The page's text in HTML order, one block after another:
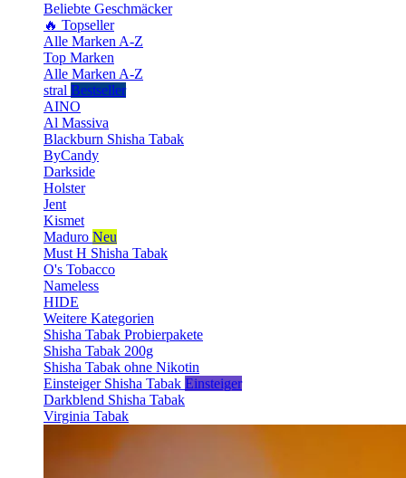
Beliebte Geschmäcker
🔥 Topseller
Alle Marken A-Z
Top Marken
Alle Marken A-Z
stral Bestseller
AINO
Al Massiva
Blackburn Shisha Tabak
ByCandy
Darkside
Holster
Jent
Kismet
Maduro Neu
Must H Shisha Tabak
O's Tobacco
Nameless
HIDE
Weitere Kategorien
Shisha Tabak Probierpakete
Shisha Tabak 200g
Shisha Tabak ohne Nikotin
Einsteiger Shisha Tabak Einsteiger
Darkblend Shisha Tabak
Virginia Tabak